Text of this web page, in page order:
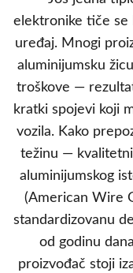
elektronike tiče se
uređaj. Mnogi
aluminijumsku
troškove —
kratki spojevi koji
vozila. Kako
težinu —
aluminijumskog
(American Wire
standardizovanu
od godinu
proizvođač stoji